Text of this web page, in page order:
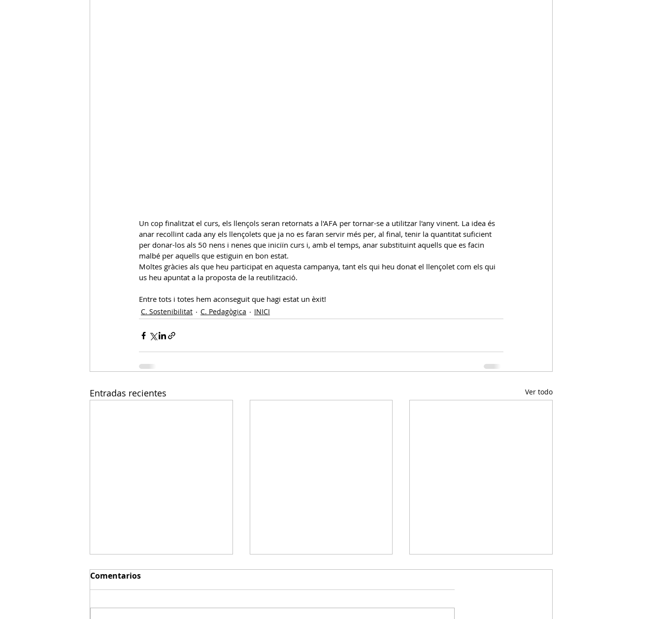
Un cop finalitzat el curs, els llençols seran retornats a l'AFA per tornar-se a utilitzar l'any vinent. La idea és
anar recollint cada any els llençolets que ja no es faran servir més per, al final, tenir la quantitat suficient
per donar-los als 50 nens i nenes que iniciïn curs i, amb el temps, anar substituint aquells que es facin
malbé per aquells que estiguin en bon estat.
Moltes gràcies als que heu participat en aquesta campanya, tant els qui heu donat el llençolet com els qui
us heu apuntat a la proposta de la reutilització.
Entre tots i totes hem aconseguit que hagi estat un èxit!
C. Sostenibilitat C. Pedagògica INICI
Entradas recientes Ver todo
Comentarios